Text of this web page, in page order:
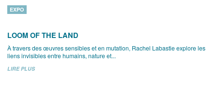
EXPO
LOOM OF THE LAND
À travers des œuvres sensibles et en mutation, Rachel Labastie explore les
liens invisibles entre humains, nature et...
LIRE PLUS